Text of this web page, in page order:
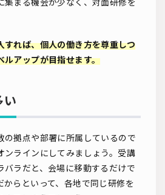
すれば、個人の働き方を尊重しつ
ルアップが目指せます。
い
の拠点や部署に所属しているので
ンラインにしてみましょう。受講
バラだと、会場に移動するだけで
からといって、各地で同じ研修を